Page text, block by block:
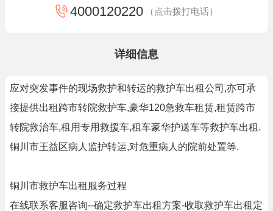
4000120220 （点击拨打电话）
详细信息
应对突发事件的现场救护和转运的救护车出租公司,亦可承
接提供出租跨市转院救护车,豪华120急救车租赁,租赁跨市
转院救治车,租用专用救援车,租车豪华护送车等救护车出租.
铜川市王益区病人监护转运,对危重病人的院前处置等.
铜川市救护车出租服务过程
在线联系客服咨询--确定救护车出租方案-收取救护车出租定